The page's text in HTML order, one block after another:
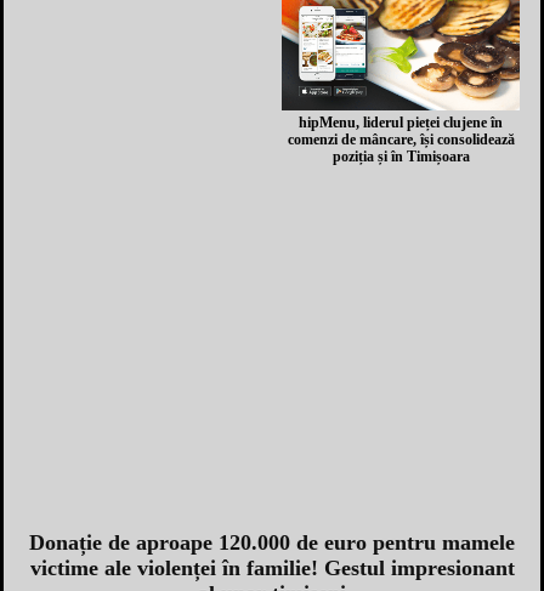
hipMenu, liderul pieței clujene în
comenzi de mâncare, își consolidează
poziția și în Timișoara
Donație de aproape 120.000 de euro pentru mamele
victime ale violenței în familie! Gestul impresionant